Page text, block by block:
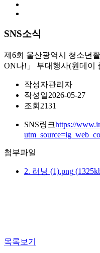
SNS소식
제6회 울산광역시 청소년
ON나!」 부대행사(원데이
작성자관리자
작성일2026-05-27
조회 2131
SNS링크https://
첨부파일
2. 러닝 (1).png
목록보기